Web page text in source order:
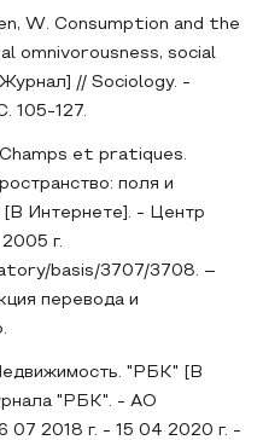
W. Consumption and the
omnivorousness, social
// Sociology. -
105-127.
et pratiques.
поля и
[В Интернете]. - Центр
г.
basis/3707/3708. –
перевода и
"РБК" [В
"РБК". - АО
07 2018 г. - 15 04 2020 г. -